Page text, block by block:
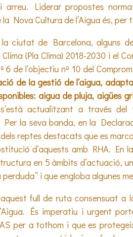
arreu. Liderar propostes
Nova Cultura de l’Aigua és,
la ciutat de Barcelona, alguns
(Pla Clima) 2018-2030 i el
6 de l’objectiu nº 10 del
de la gestió de l’aigua,
aigua de pluja, aigües
actualitzant a través
la seva banda, en la
dels reptes destacats que es
d’aquests amb RHA. En
en 5 àmbits d’actuació,
i que engloba algunes
aquest full de ruta consensuat
És imperatiu i urgent
per a tothom i que es